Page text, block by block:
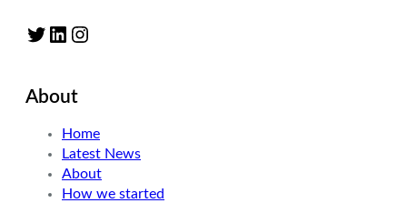
Twitter LinkedIn Instagram
About
Home
Latest News
About
How we started